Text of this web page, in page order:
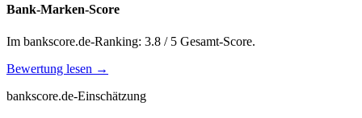
Bank-Marken-Score
Im bankscore.de-Ranking: 3.8 / 5 Gesamt-Score.
Bewertung lesen →
bankscore.de-Einschätzung